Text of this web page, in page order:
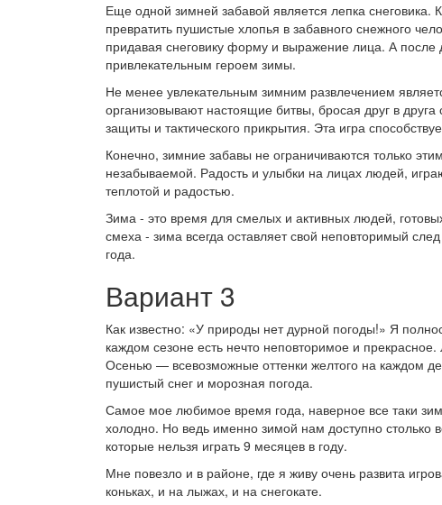
Еще одной зимней забавой является лепка
превратить пушистые хлопья в забавного снежного
придавая снеговику форму и выражение лица. А
привлекательным героем зимы.
Не менее увлекательным зимним развлечением
организовывают настоящие битвы, бросая друг в
защиты и тактического прикрытия. Эта игра
Конечно, зимние забавы не ограничиваются только
незабываемой. Радость и улыбки на лицах людей,
теплотой и радостью.
Зима - это время для смелых и активных людей,
смеха - зима всегда оставляет свой неповторимый
года.
Вариант 3
Как известно: «У природы нет дурной погоды!» Я
каждом сезоне есть нечто неповторимое и
Осенью — всевозможные оттенки желтого на каждом
пушистый снег и морозная погода.
Самое мое любимое время года, наверное все таки
холодно. Но ведь именно зимой нам доступно столько
которые нельзя играть 9 месяцев в году.
Мне повезло и в районе, где я живу очень развита
коньках, и на лыжах, и на снегокате.